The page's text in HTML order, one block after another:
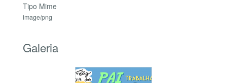
Tipo Mime
image/png
Galeria